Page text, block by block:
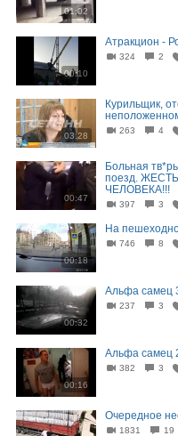
01:02
00:10
Атракцион -
324 2
03:28
Курильщик,
263 4
00:47
Больная
поезд.
ЧЕЛОВЕКА!!!
397 3
00:18
На
746 8
00:32
Альфа самец
237 3
00:16
Альфа самец
382 3
Очередное
1831 19